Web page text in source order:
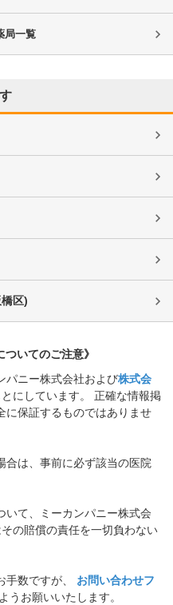
局一覧
区)
ついてのご注意》
パニー株式会社および株式会
にしています。 正確な情報掲
に保証するものではありませ
合は、事前に必ず該当の医院
いて、ミーカンパニー株式会
の賠償の責任を一切負わない
数ですが、
お問い合わせフ
うお願いいたします。